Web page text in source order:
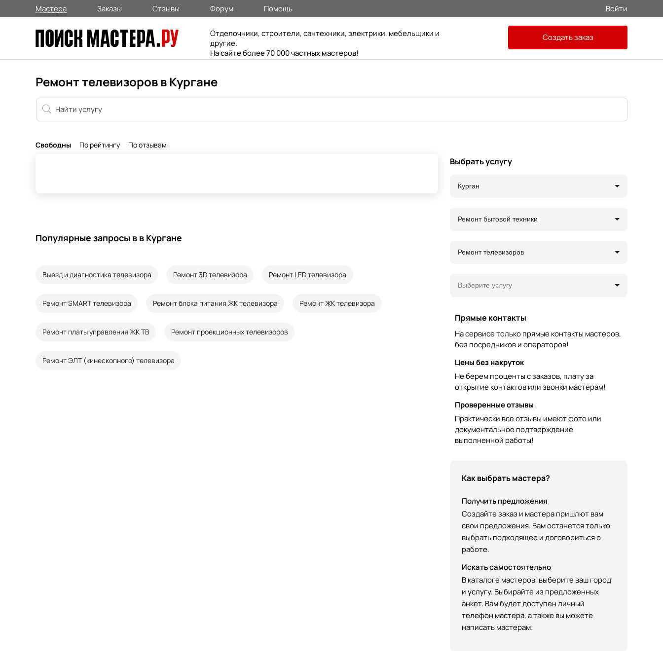
Мастера Заказы Отзывы Форум Помощь Войти
Отделочники, строители, сантехники, электрики, мебельщики и
другие.
На сайте более 70 000 частных мастеров!
Создать заказ
Ремонт телевизоров в Кургане
Свободны По рейтингу По отзывам
Популярные запросы в в Кургане
Выезд и диагностика телевизора Ремонт 3D телевизора Ремонт LED телевизора
Ремонт SMART телевизора Ремонт блока питания ЖК телевизора Ремонт ЖК телевизора
Ремонт платы управления ЖК ТВ Ремонт проекционных телевизоров
Ремонт ЭЛТ (кинескопного) телевизора
Выбрать услугу
Курган
Ремонт бытовой техники
Ремонт телевизоров
Выберите услугу
Прямые контакты
На сервисе только прямые контакты мастеров,
без посредников и операторов!
Цены без накруток
Не берем проценты с заказов, плату за
открытие контактов или звонки мастерам!
Проверенные отзывы
Практически все отзывы имеют фото или
документальное подтверждение
выполненной работы!
Как выбрать мастера?
Получить предложения
Создайте заказ и мастера пришлют вам
свои предложения. Вам останется только
выбрать подходящее и договориться о
работе.
Искать самостоятельно
В каталоге мастеров, выберите ваш город
и услугу. Выбирайте из предложенных
анкет. Вам будет доступен личный
телефон мастера, а также вы можете
написать мастерам.